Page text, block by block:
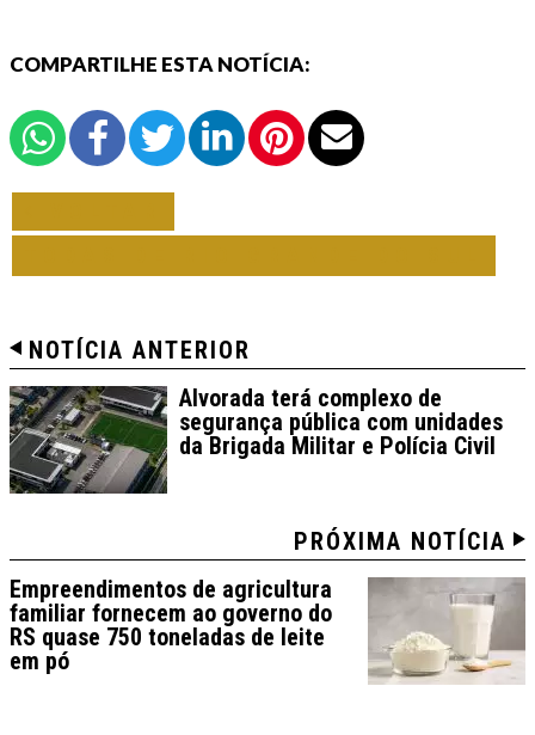
COMPARTILHE ESTA NOTÍCIA:
NOTÍCIA ANTERIOR
Alvorada terá complexo de
segurança pública com unidades
da Brigada Militar e Polícia Civil
PRÓXIMA NOTÍCIA
Empreendimentos de agricultura
familiar fornecem ao governo do
RS quase 750 toneladas de leite
em pó